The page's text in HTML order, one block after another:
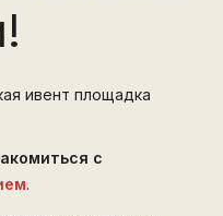
ивент площадка
с
.